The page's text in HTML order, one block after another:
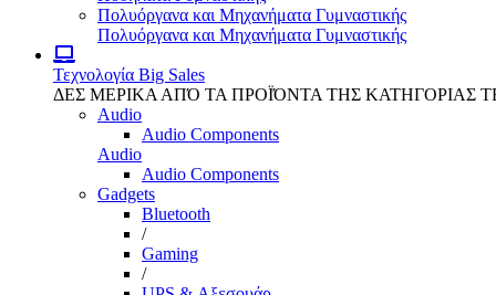
Πολυόργανα και Μηχανήματα Γυμναστικής
Πολυόργανα και Μηχανήματα Γυμναστικής
Τεχνολογία Big Sales
ΔΕΣ ΜΕΡΙΚΑ ΑΠΌ ΤΑ ΠΡΟΪΌΝΤΑ ΤΗΣ ΚΑΤΗΓΟΡΙΑΣ
Audio
Audio Components
Audio
Audio Components
Gadgets
Bluetooth
/
Gaming
/